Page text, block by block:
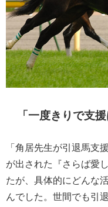
「一度きりで支
「角居先生が引退馬支
が出された『さらば愛
たが、具体的にどんな
んでした。世間でも引